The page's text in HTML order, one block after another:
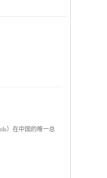
）在中国的唯一总